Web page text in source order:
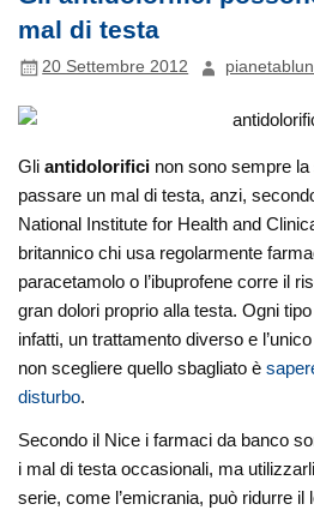
mal di testa
20 Settembre 2012
Gliantidolorifici non sono sempre
passare un mal di testa, anzi,
National Institute for Health and
britannico chi usa regolarmente
paracetamolo o l’ibuprofene corre il
gran dolori proprio alla testa.Ogni
infatti, un trattamento diverso e
non scegliere quello sbagliato è
disturbo.
Secondo il Nice i farmaci da banco
i mal di testa occasionali, ma
serie, come l’emicrania, può ridurre il